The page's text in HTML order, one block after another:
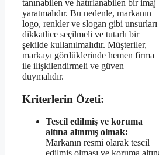
tanınabilen ve hatırlanabilen bir imaj
yaratmalıdır. Bu nedenle, markanın
logo, renkler ve slogan gibi unsurları
dikkatlice seçilmeli ve tutarlı bir
şekilde kullanılmalıdır. Müşteriler,
markayı gördüklerinde hemen firma
ile ilişkilendirmeli ve güven
duymalıdır.
Kriterlerin Özeti:
Tescil edilmiş ve koruma
altına alınmış olmak:
Markanın resmi olarak tescil